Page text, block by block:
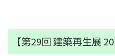
【第29回 建築再生展